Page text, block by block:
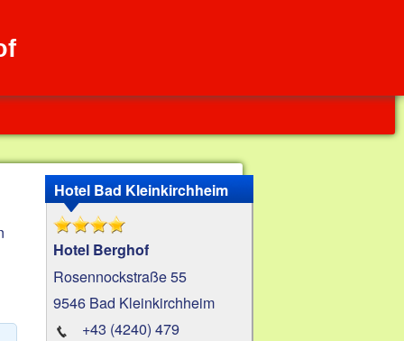
Hotel Bad Kleinkirchheim
Hotel Berghof
Rosennockstraße 55
9546 Bad Kleinkirchheim
+43 (4240) 479